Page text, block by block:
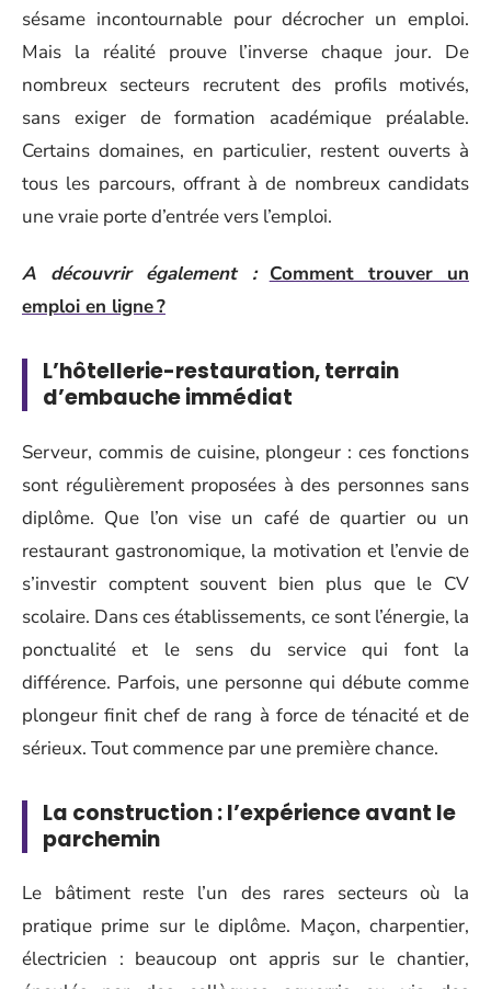
sésame incontournable pour décrocher un emploi.
Mais la réalité prouve l’inverse chaque jour. De
nombreux secteurs recrutent des profils motivés,
sans exiger de formation académique préalable.
Certains domaines, en particulier, restent ouverts à
tous les parcours, offrant à de nombreux candidats
une vraie porte d’entrée vers l’emploi.
A découvrir également : Comment trouver un
emploi en ligne ?
L’hôtellerie-restauration, terrain
d’embauche immédiat
Serveur, commis de cuisine, plongeur : ces fonctions
sont régulièrement proposées à des personnes sans
diplôme. Que l’on vise un café de quartier ou un
restaurant gastronomique, la motivation et l’envie de
s’investir comptent souvent bien plus que le CV
scolaire. Dans ces établissements, ce sont l’énergie, la
ponctualité et le sens du service qui font la
différence. Parfois, une personne qui débute comme
plongeur finit chef de rang à force de ténacité et de
sérieux. Tout commence par une première chance.
La construction : l’expérience avant le
parchemin
Le bâtiment reste l’un des rares secteurs où la
pratique prime sur le diplôme. Maçon, charpentier,
électricien : beaucoup ont appris sur le chantier,